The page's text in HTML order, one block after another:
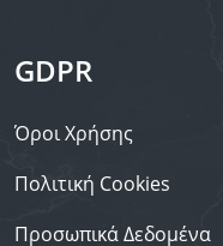
GDPR
Όροι Χρήσης
Πολιτική Cookies
Προσωπικά Δεδομένα